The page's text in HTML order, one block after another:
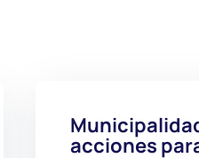
acciones